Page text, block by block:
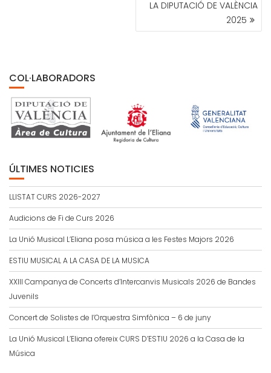
LA DIPUTACIÓ DE VALÈNCIA
2025
COL·LABORADORS
ÚLTIMES NOTICIES
LLISTAT CURS 2026-2027
Audicions de Fi de Curs 2026
La Unió Musical L’Eliana posa música a les Festes Majors 2026
ESTIU MUSICAL A LA CASA DE LA MUSICA
XXIII Campanya de Concerts d’Intercanvis Musicals 2026 de Bandes
Juvenils
Concert de Solistes de l’Orquestra Simfònica – 6 de juny
La Unió Musical L’Eliana ofereix CURS D’ESTIU 2026 a la Casa de la
Música